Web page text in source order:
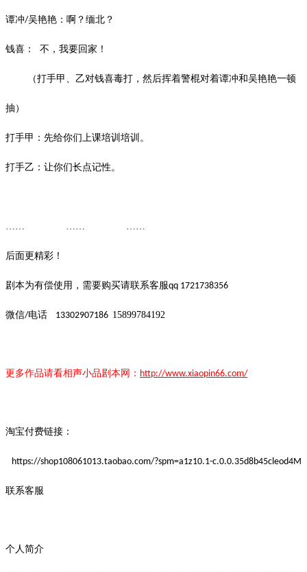
谭冲/吴艳艳：啊？缅北？
钱喜： 不，我要回家！
（打手甲、乙对钱喜毒打，然后挥着警棍对着谭冲和吴艳艳一顿
抽）
打手甲：先给你们上课培训培训。
打手乙：让你们长点记性。
后面更精彩！
剧本为有偿使用，需要购买请联系客服qq 1721738356
微信/电话 13302907186 15899784192
更多作品请看相声小品剧本网： http://www.xiaopin66.com/
淘宝付费链接：
https://shop108061013.taobao.com/?spm=a1z10.1-c.0.0.35d8b45cleod4M
联系客服
个人简介